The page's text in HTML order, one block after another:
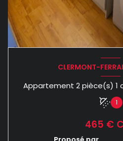
CLERMONT-
1
465 €